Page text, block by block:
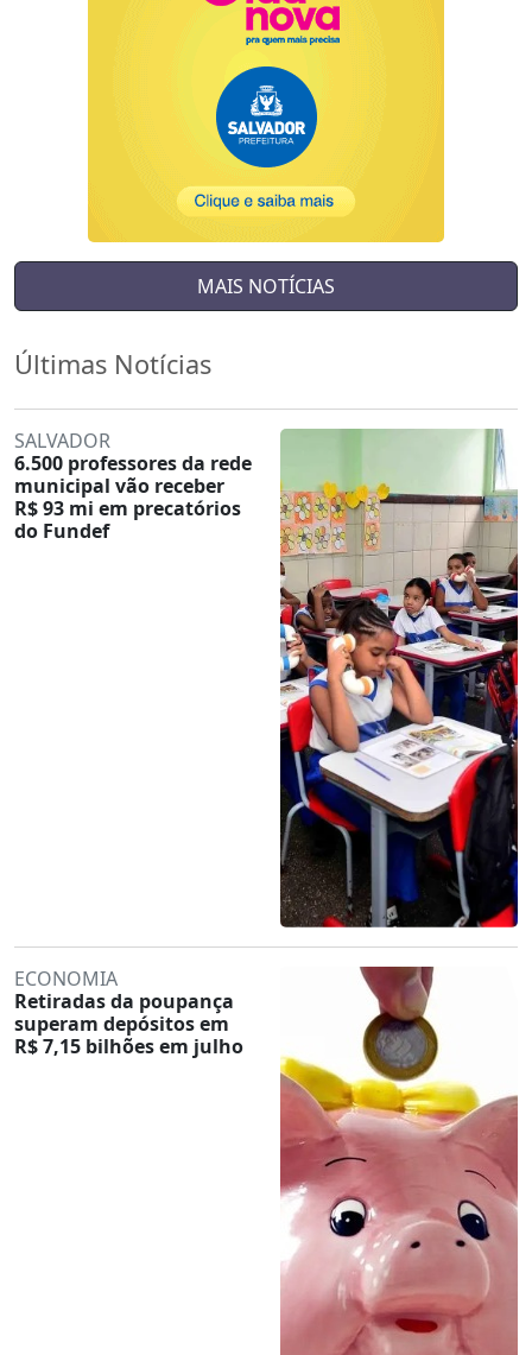
MAIS NOTÍCIAS
Últimas Notícias
SALVADOR
6.500 professores da rede
municipal vão receber
R$ 93 mi em precatórios
do Fundef
ECONOMIA
Retiradas da poupança
superam depósitos em
R$ 7,15 bilhões em julho